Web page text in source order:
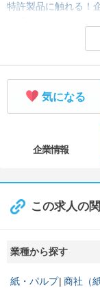
特許製品に触れる！
【先輩社員と本音ト
【開催地／開催
気になる
企業情報
この求人の
業種から探す
紙・パルプ 商社（